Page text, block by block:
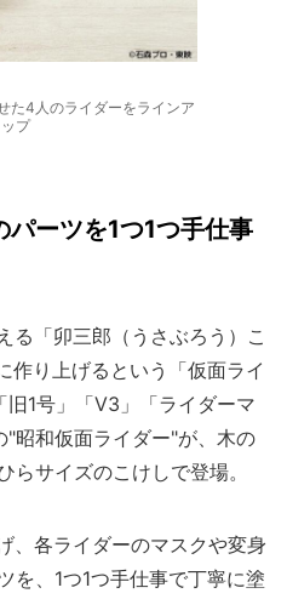
た4人のライダーをラインア
ップ
ーツを1つ1つ手仕事
る「卯三郎（うさぶろう）こ
作り上げるという「仮面ライ
1号」「V3」「ライダーマ
昭和仮面ライダー"が、木の
らサイズのこけしで登場。
、各ライダーのマスクや変身
を、1つ1つ手仕事で丁寧に塗